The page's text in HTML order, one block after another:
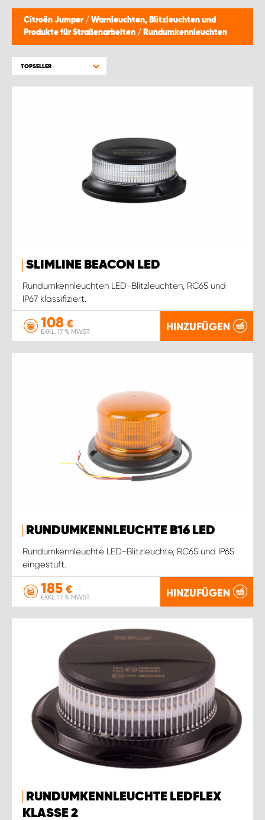
Citroën Jumper / Warnleuchten, Blitzleuchten und
Produkte für Straßenarbeiten / Rundumkennleuchten
TOPSELLER
SLIMLINE BEACON LED
Rundumkennleuchten LED-Blitzleuchten, RC65 und
IP67 klassifiziert.
108 €
EXKL. 17 % MWST. HINZUFÜGEN
RUNDUMKENNLEUCHTE B16 LED
Rundumkennleuchte LED-Blitzleuchte, RC65 und IP65
eingestuft.
185 €
EXKL. 17 % MWST. HINZUFÜGEN
RUNDUMKENNLEUCHTE LEDFLEX
KLASSE 2